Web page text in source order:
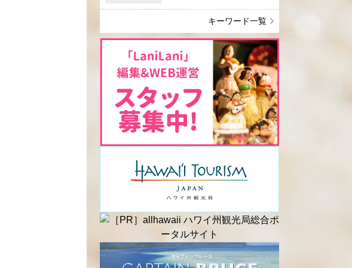
キーワード一覧